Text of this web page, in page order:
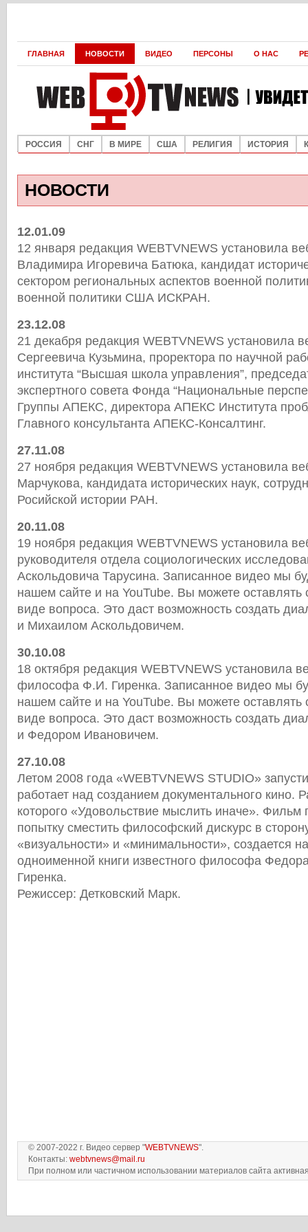
ГЛАВНАЯ НОВОСТИ ВИДЕО ПЕРСОНЫ О НАС
РОССИЯ СНГ В МИРЕ США РЕЛИГИЯ ИСТОРИЯ
НОВОСТИ
12.01.09
12 января редакция WEBTVNEWS установила
Владимира Игоревича Батюка, кандидат
сектором региональных аспектов военной
военной политики США ИСКРАН.
23.12.08
21 декабря редакция WEBTVNEWS установила
Сергеевича Кузьмина, проректора по научной
института “Высшая школа управления”,
экспертного совета Фонда “Национальные
Группы АПЕКС, директора АПЕКС Института
Главного консультанта АПЕКС-Консалтинг.
27.11.08
27 ноября редакция WEBTVNEWS установила
Марчукова, кандидата исторических наук,
Росийской истории РАН.
20.11.08
19 ноября редакция WEBTVNEWS установила
руководителя отдела социологических
Аскольдовича Тарусина. Записанное видео мы
нашем сайте и на YouTube. Вы можете оставлять
виде вопроса. Это даст возможность создать
и Михаилом Аскольдовичем.
30.10.08
18 октября редакция WEBTVNEWS установила
философа Ф.И. Гиренка. Записанное видео мы
нашем сайте и на YouTube. Вы можете оставлять
виде вопроса. Это даст возможность создать
и Федором Ивановичем.
27.10.08
Летом 2008 года «WEBTVNEWS STUDIO»
работает над созданием документального кино.
которого «Удовольствие мыслить иначе». Фильм
попытку сместить философский дискурс в
«визуальности» и «минимальности», создается
одноименной книги известного философа
Гиренка.
Режиссер: Детковский Марк.
© 2007-2022 г. Видео сервер "WEBTVNEWS".
Контакты: webtvnews@mail.ru
При полном или частичном использовании материалов сайта